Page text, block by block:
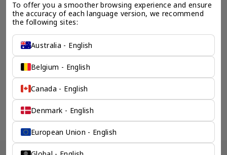
检索产品 >
chevron_left
To offer you a smoother browsing experience and ensure
the accuracy of each language version, we recommend
the following sites:
Australia - English
Belgium - English
Canada - English
Denmark - English
European Union - English